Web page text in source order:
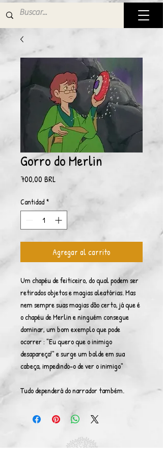
Gorro do Merlin
700,00 BRLPrecio
Cantidad *
Agregar al carrito
Um chapéu de feiticeiro, do qual podem ser
retirados objetos e magias aleatórias. Mas
nem sempre suas magias dão certo, já que é
o chapéu de Merlin e ninguém consegue
dominar, um bom exemplo que pode
ocorrer : "Eu quero que o inimigo
desapareça!" e surge um balde em sua
cabeça, impedindo-o de ver o inimigo"
Tudo dependerá do narrador também.